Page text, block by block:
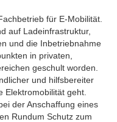
für E-Mobilität.
auf Ladeinfrastruktur,
und die Inbetriebnahme
in privaten,
geschult worden.
und hilfsbereiter
Elektromobilität geht.
der Anschaffung eines
Rundum Schutz zum